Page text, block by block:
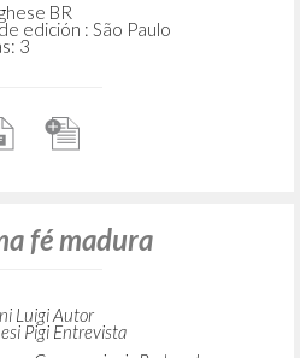
BR
edición : São Paulo
3
fé madura
Luigi Autor
Pigi Entrevista